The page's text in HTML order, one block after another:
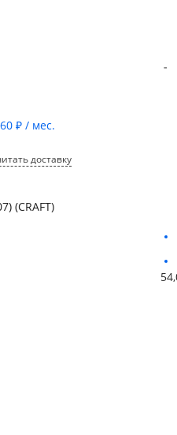
-
₽ / мес.
доставку
(CRAFT)